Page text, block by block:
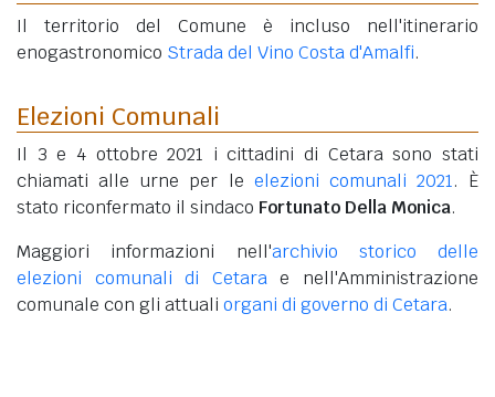
Il territorio del Comune è incluso nell'itinerario
enogastronomico Strada del Vino Costa d'Amalfi.
Elezioni Comunali
Il 3 e 4 ottobre 2021 i cittadini di Cetara sono stati
chiamati alle urne per le elezioni comunali 2021. È
stato riconfermato il sindaco Fortunato Della Monica.
Maggiori informazioni nell'archivio storico delle
elezioni comunali di Cetarae nell'Amministrazione
comunale con gli attuali organi di governo di Cetara.